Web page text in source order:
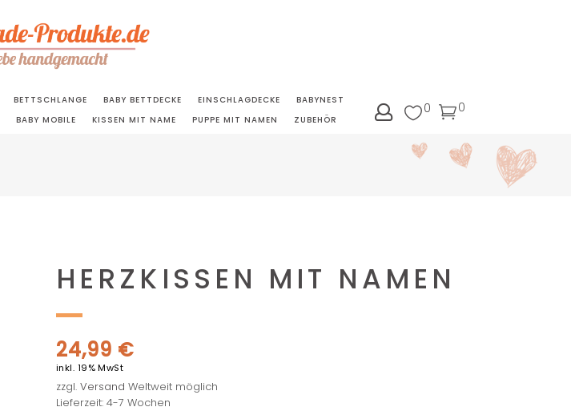
BETTSCHLANGE BABY BETTDECKE EINSCHLAGDECKE
BABYNEST
BABY MOBILE KISSEN MIT NAME PUPPE MIT NAMEN
ZUBEHÖR
0 0
HERZKISSEN MIT NAMEN
24,99 €
inkl. 19% MwSt
zzgl. Versand Weltweit möglich
Lieferzeit: 4-7 Wochen